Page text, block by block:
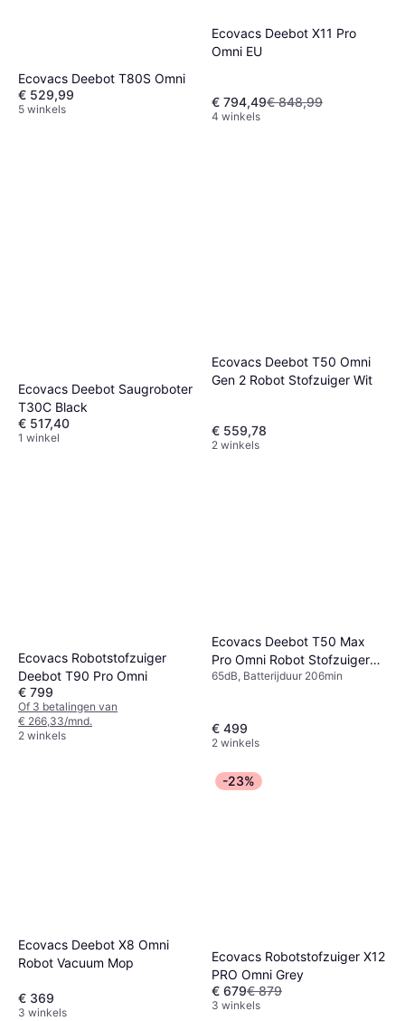
Ecovacs Deebot T80S Omni
€ 529,99
5 winkels
Ecovacs Deebot X11 Pro
Omni EU
€ 794,49€ 848,99
4 winkels
Ecovacs Deebot Saugroboter
T30C Black
€ 517,40
1 winkel
Ecovacs Deebot T50 Omni
Gen 2 Robot Stofzuiger Wit
€ 559,78
2 winkels
Ecovacs Robotstofzuiger
Deebot T90 Pro Omni
€ 799
Of 3 betalingen van
€ 266,33/mnd.
2 winkels
Ecovacs Deebot T50 Max
Pro Omni Robot Stofzuiger
Zwart
65dB, Batterijduur 206min
€ 499
2 winkels
Ecovacs Deebot X8 Omni
Robot Vacuum Mop
€ 369
3 winkels
-23%
Ecovacs Robotstofzuiger X12
PRO Omni Grey
€ 679€ 879
3 winkels